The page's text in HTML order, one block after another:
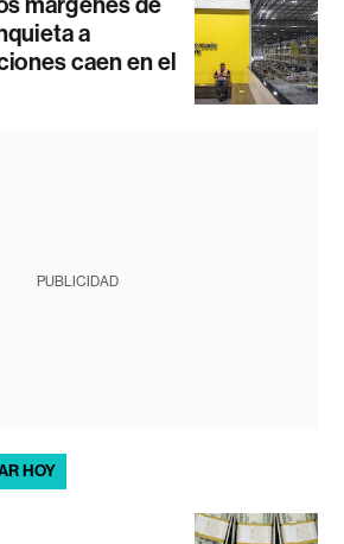
a
caen en el
PUBLICIDAD
HOY